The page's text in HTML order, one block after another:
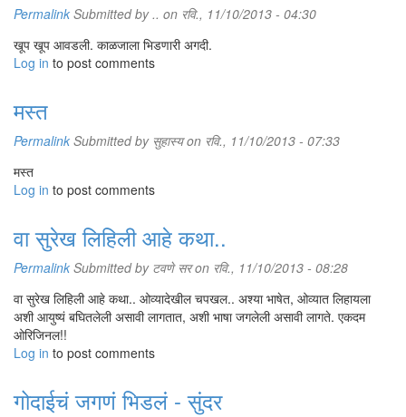
Permalink Submitted by.. on रवि., 11/10/2013 - 04:30
खूप खूप आवडली. काळजाला भिडणारी अगदी.
Log in to post comments
मस्त
Permalink Submitted by सुहास्यon रवि., 11/10/2013 - 07:33
मस्त
Log in to post comments
वा सुरेख लिहिली आहे कथा..
Permalink Submitted by टवणे सरon रवि., 11/10/2013 - 08:28
वा सुरेख लिहिली आहे कथा.. ओव्यादेखील चपखल.. अश्या भाषेत, ओव्यात लिहायला
अशी आयुष्यं बघितलेली असावी लागतात, अशी भाषा जगलेली असावी लागते. एकदम
ओरिजिनल!!
Log in to post comments
गोदाईचं जगणं भिडलं - सुंदर